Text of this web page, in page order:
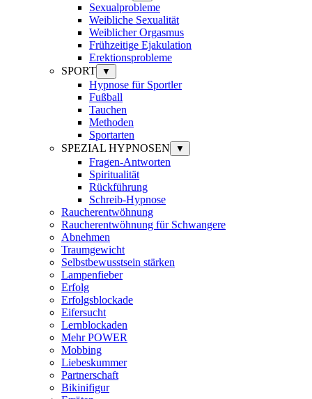
Sexualprobleme
Weibliche Sexualität
Weiblicher Orgasmus
Frühzeitige Ejakulation
Erektionsprobleme
SPORT
▼
Hypnose für Sportler
Fußball
Tauchen
Methoden
Sportarten
SPEZIAL HYPNOSEN
▼
Fragen-Antworten
Spiritualität
Rückführung
Schreib-Hypnose
Raucherentwöhnung
Raucherentwöhnung für Schwangere
Abnehmen
Traumgewicht
Selbstbewusstsein stärken
Lampenfieber
Erfolg
Erfolgsblockade
Eifersucht
Lernblockaden
Mehr POWER
Mobbing
Liebeskummer
Partnerschaft
Bikinifigur